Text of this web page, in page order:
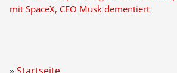
mit SpaceX, CEO Musk dementiert